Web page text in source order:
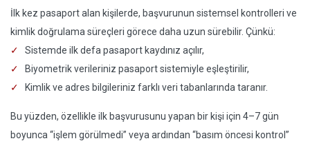
İlk kez pasaport alan kişilerde, başvurunun sistemsel kontrolleri ve
kimlik doğrulama süreçleri görece daha uzun sürebilir. Çünkü:
Sistemde ilk defa pasaport kaydınız açılır,
Biyometrik verileriniz pasaport sistemiyle eşleştirilir,
Kimlik ve adres bilgileriniz farklı veri tabanlarında taranır.
Bu yüzden, özellikle ilk başvurusunu yapan bir kişi için 4–7 gün
boyunca “işlem görülmedi” veya ardından “basım öncesi kontrol”